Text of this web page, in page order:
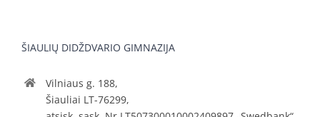
ŠIAULIŲ DIDŽDVARIO GIMNAZIJA
Vilniaus g. 188,
Šiauliai LT-76299,